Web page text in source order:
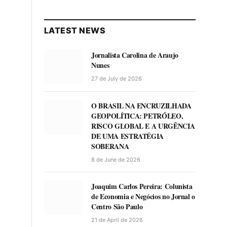
LATEST NEWS
Jornalista Carolina de Araujo
Nunes
27 de July de 2026
O BRASIL NA ENCRUZILHADA
GEOPOLÍTICA: PETRÓLEO,
RISCO GLOBAL E A URGÊNCIA
DE UMA ESTRATÉGIA
SOBERANA
8 de June de 2026
Joaquim Carlos Pereira: Colunista
de Economia e Negócios no Jornal o
Centro São Paulo
21 de April de 2026